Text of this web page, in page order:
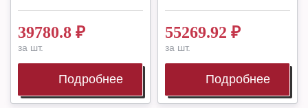
39780.8 ₽
за шт.
Подробнее
55269.92 ₽
за шт.
Подробнее